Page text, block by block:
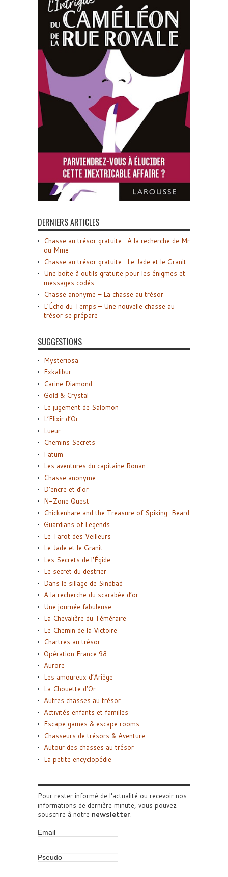
DERNIERS ARTICLES
Chasse au trésor gratuite : A la recherche de Mr
ou Mme
Chasse au trésor gratuite : Le Jade et le Granit
Une boîte à outils gratuite pour les énigmes et
messages codés
Chasse anonyme – La chasse au trésor
L’Écho du Temps – Une nouvelle chasse au
trésor se prépare
SUGGESTIONS
Mysteriosa
Exkalibur
Carine Diamond
Gold & Crystal
Le jugement de Salomon
L’Elixir d’Or
Lueur
Chemins Secrets
Fatum
Les aventures du capitaine Ronan
Chasse anonyme
D’encre et d’or
N-Zone Quest
Chickenhare and the Treasure of Spiking-Beard
Guardians of Legends
Le Tarot des Veilleurs
Le Jade et le Granit
Les Secrets de l’Égide
Le secret du destrier
Dans le sillage de Sindbad
A la recherche du scarabée d’or
Une journée fabuleuse
La Chevalière du Téméraire
Le Chemin de la Victoire
Chartres au trésor
Opération France 98
Aurore
Les amoureux d’Ariège
La Chouette d’Or
Autres chasses au trésor
Activités enfants et familles
Escape games & escape rooms
Chasseurs de trésors & Aventure
Autour des chasses au trésor
La petite encyclopédie
Pour rester informé de l'actualité ou recevoir nos
informations de dernière minute, vous pouvez
souscrire à notre newsletter
Email
Pseudo